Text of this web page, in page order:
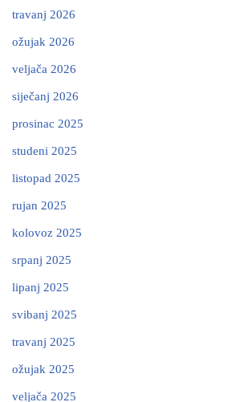
travanj 2026
ožujak 2026
veljača 2026
siječanj 2026
prosinac 2025
studeni 2025
listopad 2025
rujan 2025
kolovoz 2025
srpanj 2025
lipanj 2025
svibanj 2025
travanj 2025
ožujak 2025
veljača 2025